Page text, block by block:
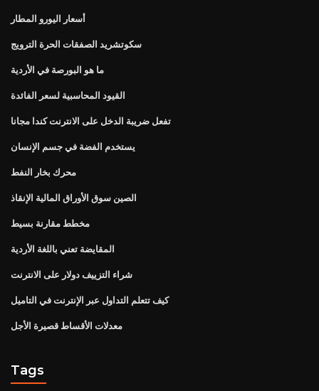
أسعار اليورو المطار
سكوتشريد الصفقات الحرة الترويج
ما هو البورصة في الأردية
القيود المحاسبية لسعر الفائدة
تفعل ضريبة الدخل على الانترنت كندا مجانا
يستخدم الفضة في جسم الإنسان
محرك بخار النفط
الصين سوق الأوراق المالية الإنقاذ
مخطط مقارنة بسيط
المقايضة تعني باللغة الأردية
شراء التزييف دولار على الانترنت
كيف تتعلم التداول عبر الإنترنت في التاميل
معدلات الأقساط قصيرة الأجل
Tags